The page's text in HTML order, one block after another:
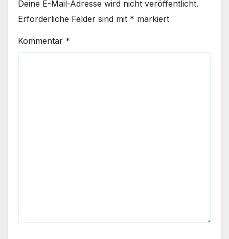
Deine E-Mail-Adresse wird nicht veröffentlicht.
Erforderliche Felder sind mit * markiert
Kommentar *